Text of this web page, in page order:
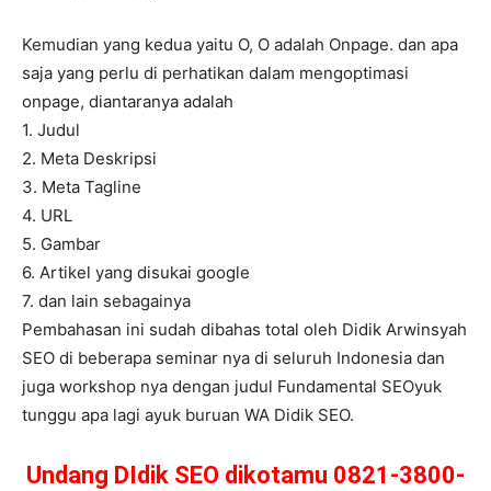
Kemudian yang kedua yaitu O, O adalah Onpage. dan apa
saja yang perlu di perhatikan dalam mengoptimasi
onpage, diantaranya adalah
1. Judul
2. Meta Deskripsi
3. Meta Tagline
4. URL
5. Gambar
6. Artikel yang disukai google
7. dan lain sebagainya
Pembahasan ini sudah dibahas total oleh Didik Arwinsyah
SEO di beberapa seminar nya di seluruh Indonesia dan
juga workshop nya dengan judul Fundamental SEOyuk
tunggu apa lagi ayuk buruan WA Didik SEO.
Undang DIdik SEO dikotamu 0821-3800-